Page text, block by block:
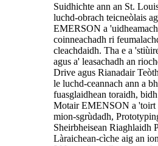
Suidhichte ann an St.
luchd-obrach teicneòlais
EMERSON a
coinneachadh ri
cleachdaidh. Tha e a
agus a' leasachadh an
Drive agus Rianadair
le luchd-ceannach ann a
fuasglaidhean toraidh,
Motair EMENSON a 'toirt
mion-sgrùdadh,
Sheirbheisean Riaghlaidh
Làraichean-cìche aig an